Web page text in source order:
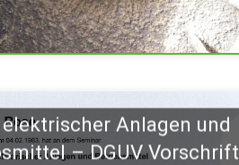
Anlagen und
– DGUV Vorschrift